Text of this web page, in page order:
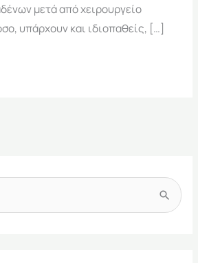
μετά από χειρουργείο
υπάρχουν και ιδιοπαθείς, […]